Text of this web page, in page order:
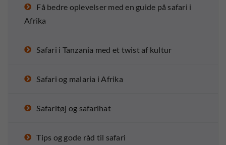
Få bedre oplevelser med en guide på safari i
Afrika
Safari i Tanzania med et twist af kultur
Safari og malaria i Afrika
Safaritøj og safarihat
Tips og gode råd til safari